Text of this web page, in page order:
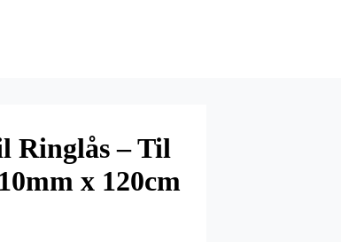
Ringlås – Til
x 120cm